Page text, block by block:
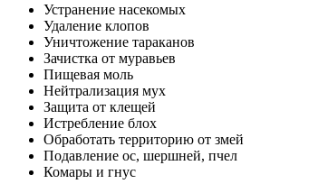
Устранение насекомых
Удаление клопов
Уничтожение тараканов
Зачистка от муравьев
Пищевая моль
Нейтрализация мух
Защита от клещей
Истребление блох
Обработать территорию от змей
Подавление ос, шершней, пчел
Комары и гнус